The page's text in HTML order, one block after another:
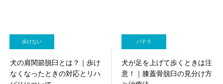
画像診断科 軟部外科
歩けない
犬の肩関節脱臼とは？｜歩け
なくなったときの対応とリハ
パテラ
犬が足を上げて歩くときは注
意！｜膝蓋骨脱臼の見分け方